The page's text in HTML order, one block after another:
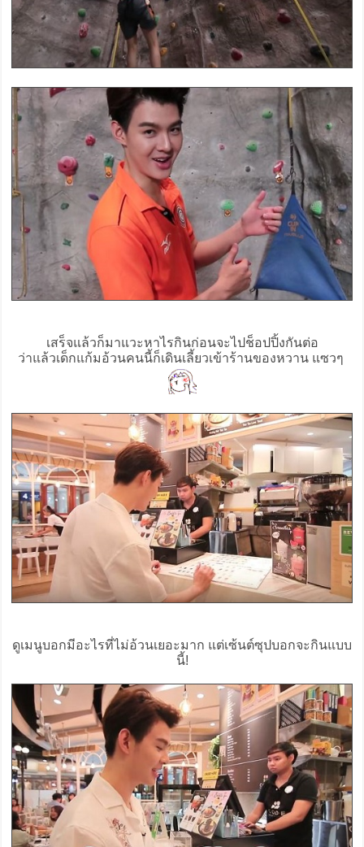
เสร็จแล้วก็มาแวะหาไรกินก่อนจะไปช็อปปิ้งกันต่อ
ว่าแล้วเด็กแก้มอ้วนคนนี้ก็เดินเลี้ยวเข้าร้านของหวาน แซวๆ
ดูเมนูบอกมีอะไรที่ไม่อ้วนเยอะมาก แต่เซ้นต์ซุปบอกจะกินแบบ
นี้!